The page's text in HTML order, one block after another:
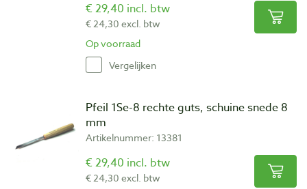
€ 29,40 incl. btw
€ 24,30 excl. btw
Op voorraad
Vergelijken
Pfeil 1Se-8 rechte guts, schuine snede 8
mm
Artikelnummer: 13381
€ 29,40 incl. btw
€ 24,30 excl. btw